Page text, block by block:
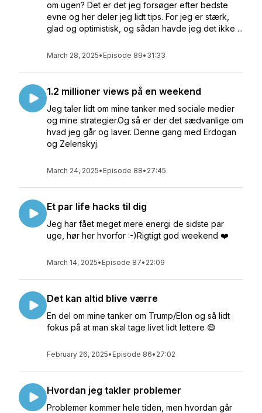
om ugen? Det er det jeg forsøger efter bedste
evne og her deler jeg lidt tips. For jeg er stærk,
glad og optimistisk, og sådan havde jeg det ikke ...
March 28, 2025• Episode 89• 31:33
1.2 millioner views på en weekend
Jeg taler lidt om mine tanker med sociale medier
og mine strategier.Og så er der det sædvanlige om
hvad jeg går og laver. Denne gang med Erdogan
og Zelenskyj.
March 24, 2025• Episode 88• 27:45
Et par life hacks til dig
Jeg har fået meget mere energi de sidste par
uge, hør her hvorfor :-)Rigtigt god weekend ❤️
March 14, 2025• Episode 87• 22:09
Det kan altid blive værre
En del om mine tanker om Trump/Elon og så lidt
fokus på at man skal tage livet lidt lettere 😄
February 26, 2025• Episode 86• 27:02
Hvordan jeg takler problemer
Problemer kommer hele tiden, men hvordan går